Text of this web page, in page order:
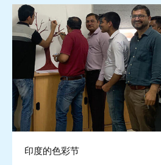
印度的色彩节